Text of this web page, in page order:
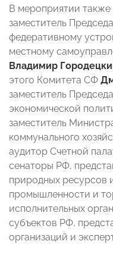
В мероприятии
заместитель
федеративному
местному
Владимир
этого Комитета СФ
заместитель
экономической
заместитель
коммунального
аудитор Счетной
сенаторы РФ,
природных ресурсов
промышленности и
исполнительных
субъектов РФ,
организаций и